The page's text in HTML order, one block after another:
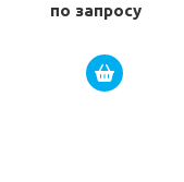
по запросу